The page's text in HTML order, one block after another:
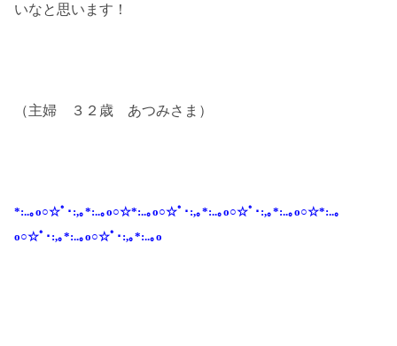
いなと思います！
（主婦 ３２歳 あつみさま）
*:..｡o○☆ﾟ･:,｡*:..｡o○☆*:..｡o○☆ﾟ･:,｡*:..｡o○☆ﾟ･:,｡*:..｡o○☆*:..｡
o○☆ﾟ･:,｡*:..｡o○☆ﾟ･:,｡*:..｡o